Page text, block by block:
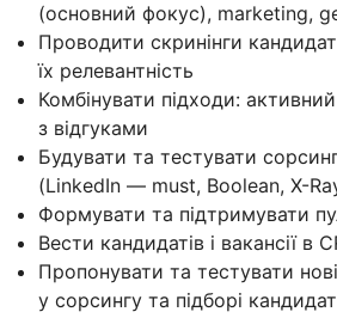
(основний фокус), marketing,
Проводити скринінги
їх релевантність
Комбінувати підходи:
з відгуками
Будувати та тестувати
(LinkedIn — must, Boolean, X-
Формувати та підтримувати
Вести кандидатів і вакансії в
Пропонувати та тестувати
у сорсингу та підборі